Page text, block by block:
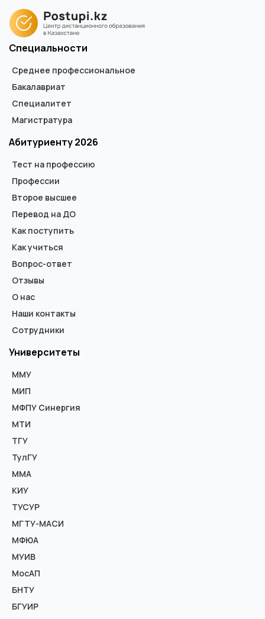
Специальности
Среднее профессиональное
Бакалавриат
Специалитет
Магистратура
Абитуриенту 2026
Тест на профессию
Профессии
Второе высшее
Перевод на ДО
Как поступить
Как учиться
Вопрос-ответ
Отзывы
О нас
Наши контакты
Сотрудники
Университеты
ММУ
МИП
МФПУ Синергия
МТИ
ТГУ
ТулГУ
ММА
КИУ
ТУСУР
МГТУ-МАСИ
МФЮА
МУИВ
МосАП
БНТУ
БГУИР